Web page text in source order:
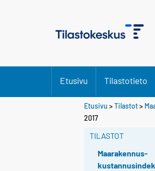
Etusivu Tilastotieto
Etusivu >Tilastot>
2017
TILASTOT
Maarakennus-